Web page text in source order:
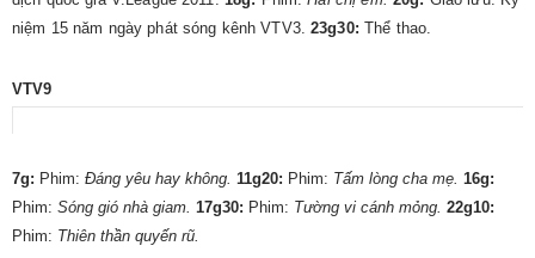
niệm 15 năm ngày phát sóng kênh VTV3.23g30: Thể thao.
VTV9
7g: Phim: Ðáng yêu hay không. 11g20: Phim: Tấm lòng cha mẹ. 16g:
Phim: Sóng gió nhà giam. 17g30: Phim: Tường vi cánh mỏng. 22g10:
Phim: Thiên thần quyến rũ.